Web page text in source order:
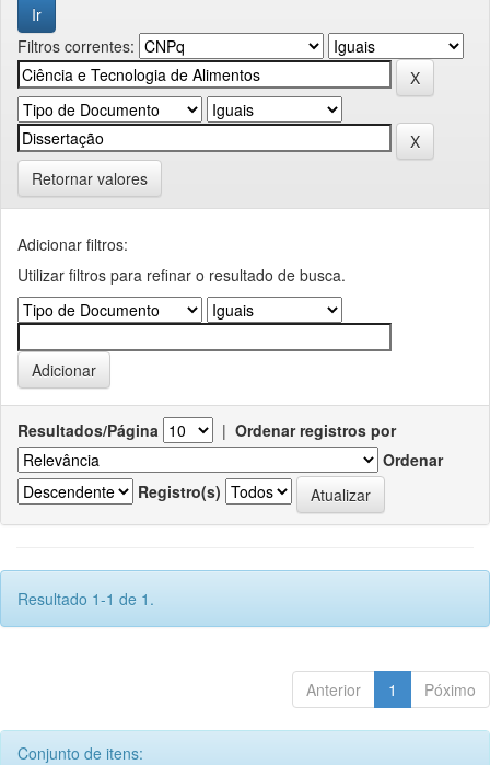
Filtros correntes:
Retornar valores
Adicionar filtros:
Utilizar filtros para refinar o resultado de busca.
Resultados/Página | Ordenar registros por
Ordenar
Registro(s)
Resultado 1-1 de 1.
Anterior 1 Póximo
Conjunto de itens: